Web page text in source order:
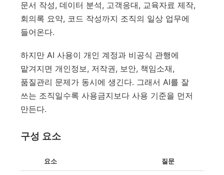
문서 작성, 데이터 분석, 고객응대, 교육자료 제작,
회의록 요약, 코드 작성까지 조직의 일상 업무에
들어온다.
하지만 AI 사용이 개인 계정과 비공식 관행에
맡겨지면 개인정보, 저작권, 보안, 책임소재,
품질관리 문제가 동시에 생긴다. 그래서 AI를 잘
쓰는 조직일수록 사용금지보다 사용 기준을 먼저
만든다.
구성 요소
요소 질문